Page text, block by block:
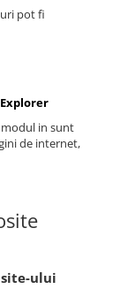
pot fi
in sunt
de internet,
ului